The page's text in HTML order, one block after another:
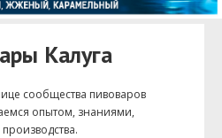
Калуга
сообщества пивоваров
опытом, знаниями,